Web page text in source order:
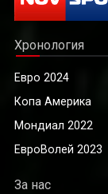
Хронология
Евро 2024
Копа Америка
Мондиал 2022
ЕвроВолей 2023
За нас